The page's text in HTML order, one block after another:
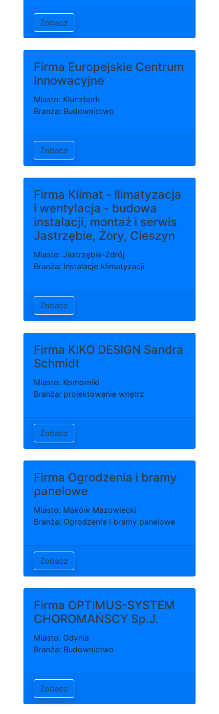
Zobacz
Firma Europejskie Centrum
Innowacyjne
Miasto: Kluczbork
Branża: Budownictwo
Zobacz
Firma Klimat - llimatyzacja
i wentylacja - budowa
instalacji, montaż i serwis
Jastrzębie, Żory, Cieszyn
Miasto: Jastrzębie-Zdrój
Branża: Instalacje klimatyzacji
Zobacz
Firma KIKO DESIGN Sandra
Schmidt
Miasto: Komorniki
Branża: projektowanie wnętrz
Zobacz
Firma Ogrodzenia i bramy
panelowe
Miasto: Maków Mazowiecki
Branża: Ogrodzenia i bramy panelowe
Zobacz
Firma OPTIMUS-SYSTEM
CHOROMAŃSCY Sp.J.
Miasto: Gdynia
Branża: Budownictwo
Zobacz